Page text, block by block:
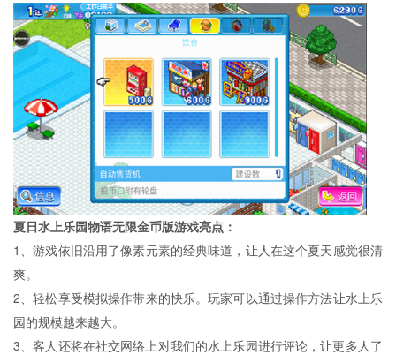
夏日水上乐园物语无限金币版游戏亮点：
1、游戏依旧沿用了像素元素的经典味道，让人在这个夏天感觉很清
爽。
2、轻松享受模拟操作带来的快乐。玩家可以通过操作方法让水上乐
园的规模越来越大。
3、客人还将在社交网络上对我们的水上乐园进行评论，让更多​​人了